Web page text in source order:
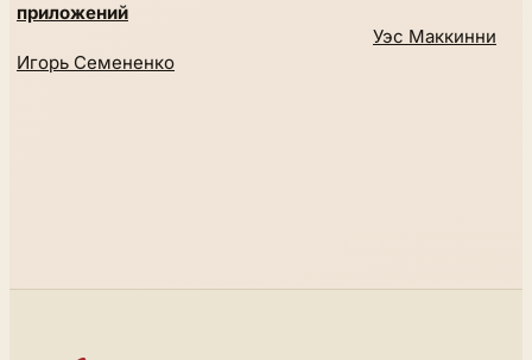
приложений
Игорь Семененко
Уэс Маккинни